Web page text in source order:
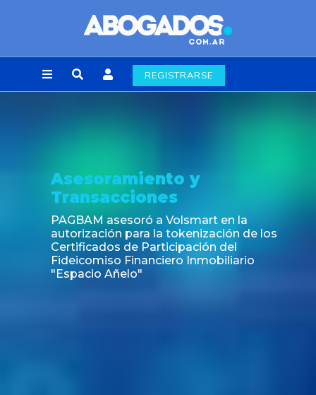
REGISTRARSE
Asesoramiento y
Transacciones
PAGBAM asesoró a Volsmart en la
autorización para la tokenización de los
Certificados de Participación del
Fideicomiso Financiero Inmobiliario
"Espacio Añelo"